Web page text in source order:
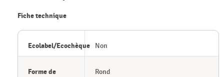
Fiche technique
Ecolabel/Ecochèque Non
Forme de
Rond